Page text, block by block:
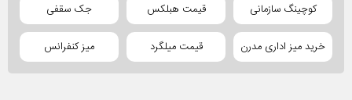
کوچینگ سازمانی قیمت هبلکس جک سقفی
خرید میز اداری مدرن قیمت میلگرد میز کنفرانس